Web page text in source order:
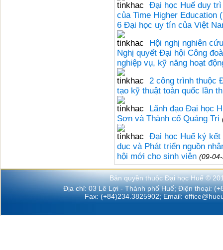
Đại học Huế duy
của Time Higher Education
6 Đại học uy tín của Việt
Hội nghị nghiên
Nghị quyết Đại hội Công
nghiệp vụ, kỹ năng hoạt
2 công trình thuộc
tạo kỹ thuật toàn quốc lần
Lãnh đạo Đại học
Sơn và Thành cổ Quảng Trị
Đại học Huế ký kết
dục và Phát triển nguồn
hội mới cho sinh viên (09-
Bản quyền thuộc Đại học Huế ©
Địa chỉ: 03 Lê Lợi - Thành phố Huế; Điện thoại:
Fax: (+84)234.3825902; Email: